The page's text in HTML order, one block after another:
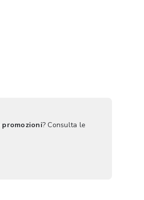
promozioni? Consulta le